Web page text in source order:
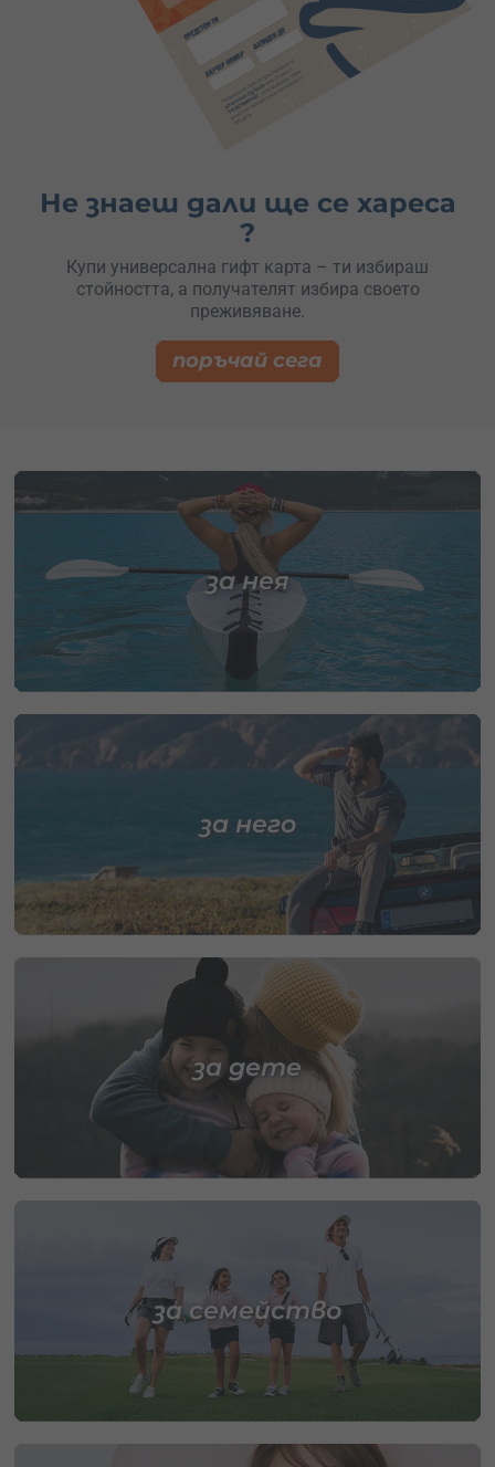
Не знаеш дали ще се хареса
?
Купи универсална гифт карта – ти избираш
стойността, а получателят избира своето
преживяване.
поръчай сега
за нея
за него
за дете
за семейство